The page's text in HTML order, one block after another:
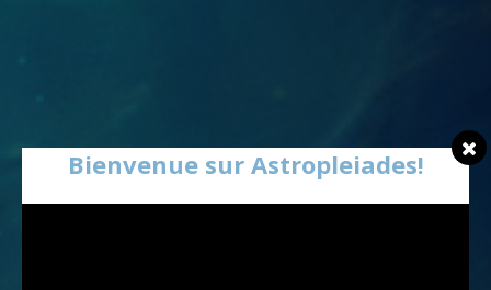
Bienvenue sur Astropleiades!